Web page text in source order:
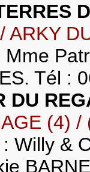
ARKY
Tél :
DU
(4)
Willy &